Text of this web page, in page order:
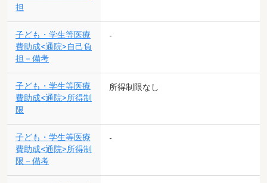
担
子ども・学生等医療
費助成<通院>自己負
担－備考
-
子ども・学生等医療
費助成<通院>所得制
限
所得制限なし
子ども・学生等医療
費助成<通院>所得制
限－備考
-